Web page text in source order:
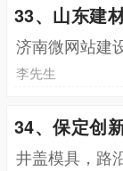
33、山东建
济南微网站建
李先生
34、保定创
井盖模具，路